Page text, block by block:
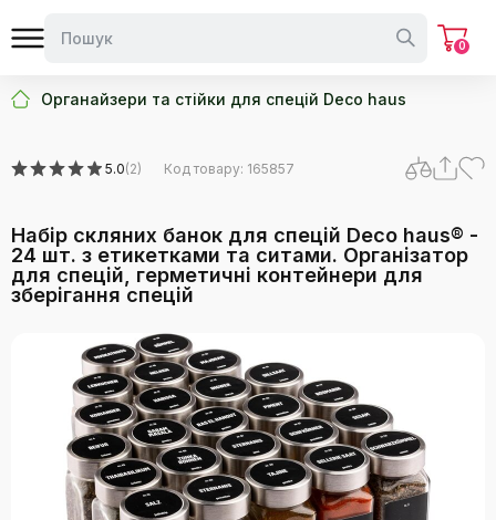
0
Органайзери та стійки для спецій Deco haus
5.0(2) Код товару: 165857
Набір скляних банок для спецій Deco haus® -
24 шт. з етикетками та ситами. Організатор
для спецій, герметичні контейнери для
зберігання спецій